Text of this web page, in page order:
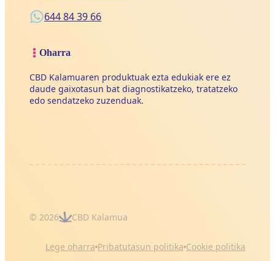
644 84 39 66
Oharra
CBD Kalamuaren produktuak ezta edukiak ere ez
daude gaixotasun bat diagnostikatzeko, tratatzeko
edo sendatzeko zuzenduak.
© 2026 CBD Kalamua
Lege oharra Pribatutasun politika Cookie politika